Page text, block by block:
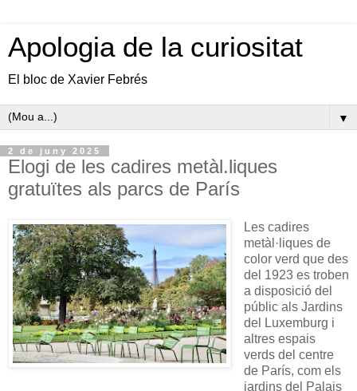
Apologia de la curiositat
El bloc de Xavier Febrés
▼
2 de juny 2025
Elogi de les cadires metàl.liques
gratuïtes als parcs de París
Les cadires
metàl·liques de
color verd que des
del 1923 es troben
a disposició del
públic als Jardins
del Luxemburg i
altres espais
verds del centre
de París, com els
jardins del Palais